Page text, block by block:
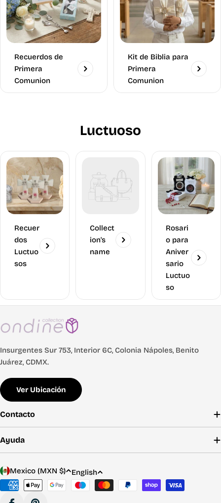
Recuerdos de
Primera
Comunion
Kit de Biblia para
Primera
Comunion
Luctuoso
Recuer
dos
Luctuo
sos
Collect
ion's
name
Rosari
o para
Aniver
sario
Luctuo
so
Insurgentes Sur 753, Interior 6C, Colonia Nápoles, Benito
Juárez, CDMX.
Ver Ubicación
Contacto
Ayuda
C
o
Mexico (MXN $)
L
a
English
Payment
methods